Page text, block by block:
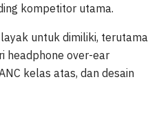
kompetitor utama.
untuk dimiliki, terutama
headphone over-ear
kelas atas, dan desain